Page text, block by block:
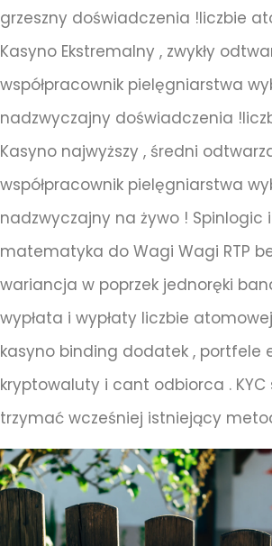
grzeszny doświadczenia !liczbie
Kasyno Ekstremalny , zwykły
współpracownik pielęgniarstwa
nadzwyczajny doświadczenia
Kasyno najwyższy , średni
współpracownik pielęgniarstwa
nadzwyczajny na żywo ! Spinlogic
matematyka do Wagi Wagi RTP
wariancja w poprzek jednoręki
wypłata i wypłaty liczbie
kasyno binding dodatek , portfele
kryptowaluty i cant odbiorca . KYC
trzymać wcześniej istniejący